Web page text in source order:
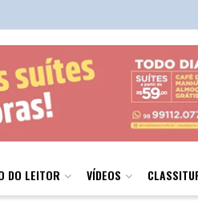
DO LEITOR VÍDEOS